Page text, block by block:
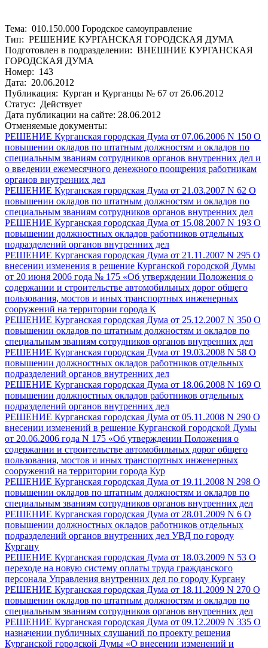
Тема: 010.150.000 Городское самоуправление
Тип: РЕШЕНИЕ КУРГАНСКАЯ ГОРОДСКАЯ ДУМА
Подготовлен в подразделении: ВНЕШНИЕ КУРГАНСКАЯ
ГОРОДСКАЯ ДУМА
Номер: 143
Дата: 20.06.2012
Публикация: Курган и Курганцы № 67 от 26.06.2012
Статус: Действует
Дата публикации на сайте: 28.06.2012
Отменяемые документы:
РЕШЕНИЕ Курганская городская Дума от 07.06.2006 N 150 О
повышении окладов по штатным должностям и окладов по
специальным званиям сотрудников органов внутренних дел и
о введении ежемесячного денежного поощрения работникам
органов внутренних дел
РЕШЕНИЕ Курганская городская Дума от 21.03.2007 N 62 О
повышении окладов по штатным должностям и окладов по
специальным званиям сотрудников органов внутренних дел
РЕШЕНИЕ Курганская городская Дума от 15.08.2007 N 193 О
повышении должностных окладов работников отдельных
подразделений органов внутренних дел
РЕШЕНИЕ Курганская городская Дума от 21.11.2007 N 295 О
внесении изменения в решение Курганской городской Думы
от 20 июня 2006 года № 175 «Об утверждении Положения о
содержании и строительстве автомобильных дорог общего
пользования, мостов и иных транспортных инженерных
сооружений на территории города К
РЕШЕНИЕ Курганская городская Дума от 25.12.2007 N 350 О
повышении окладов по штатным должностям и окладов по
специальным званиям сотрудников органов внутренних дел
РЕШЕНИЕ Курганская городская Дума от 19.03.2008 N 58 О
повышении должностных окладов работников отдельных
подразделений органов внутренних дел
РЕШЕНИЕ Курганская городская Дума от 18.06.2008 N 169 О
повышении должностных окладов работников отдельных
подразделений органов внутренних дел
РЕШЕНИЕ Курганская городская Дума от 05.11.2008 N 290 О
внесении изменений в решение Курганской городской Думы
от 20.06.2006 года N 175 «Об утверждении Положения о
содержании и строительстве автомобильных дорог общего
пользования, мостов и иных транспортных инженерных
сооружений на территории города Кур
РЕШЕНИЕ Курганская городская Дума от 19.11.2008 N 298 О
повышении окладов по штатным должностям и окладов по
специальным званиям сотрудников органов внутренних дел
РЕШЕНИЕ Курганская городская Дума от 28.01.2009 N 6 О
повышении должностных окладов работников отдельных
подразделений органов внутренних дел УВД по городу
Кургану
РЕШЕНИЕ Курганская городская Дума от 18.03.2009 N 53 О
переходе на новую систему оплаты труда гражданского
персонала Управления внутренних дел по городу Кургану
РЕШЕНИЕ Курганская городская Дума от 18.11.2009 N 270 О
повышении окладов по штатным должностям и окладов по
специальным званиям сотрудников органов внутренних дел
РЕШЕНИЕ Курганская городская Дума от 09.12.2009 N 335 О
назначении публичных слушаний по проекту решения
Курганской городской Думы «О внесении изменений и